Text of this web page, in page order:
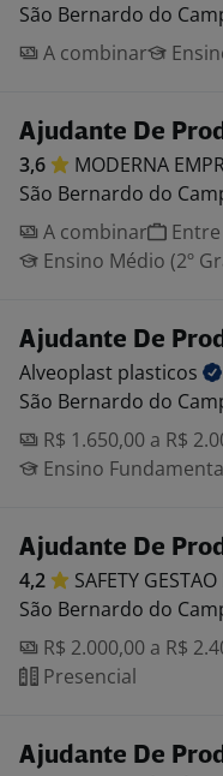
São Bernardo do
A combinar
Ajudante De
3,6 MODERNA
São Bernardo do
A combinar
Ensino Médio (2º
Ajudante De
Alveoplast plasticos
São Bernardo do
R$ 1.650,00 a R$
Ensino
Ajudante De
4,2 SAFETY GESTAO
São Bernardo do
R$ 2.000,00 a R$
Presencial
Ajudante De